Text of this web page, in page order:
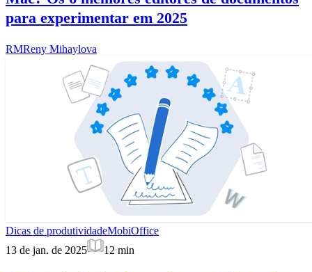
para experimentar em 2025
RMReny Mihaylova
Dicas de produtividadeMobiOffice
13 de jan. de 2025
12 min